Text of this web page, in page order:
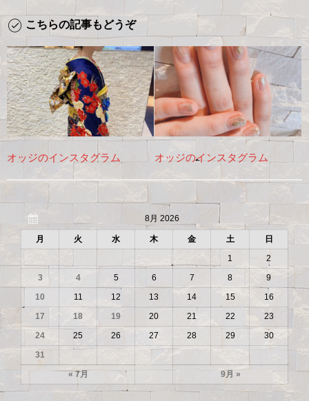
こちらの記事もどうぞ
オッジのインスタグラム オッジのインスタグラム
8月 2026
月 火 水 木 金 土
日
1
2
3
4 5 6 7 8
9
10
11 12 13 14 15
16
17
18 19 20 21 22
23
24
25 26 27 28 29
30
31
« 7月
9月 »